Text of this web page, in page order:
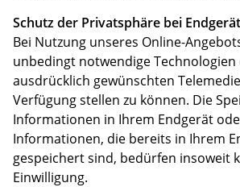
Schutz der Privatsphäre bei
Bei Nutzung unseres Online-
unbedingt notwendige Technologien
ausdrücklich gewünschten
Verfügung stellen zu können. Die
Informationen in Ihrem Endgerät
Informationen, die bereits in Ihrem
gespeichert sind, bedürfen insoweit
Einwilligung.